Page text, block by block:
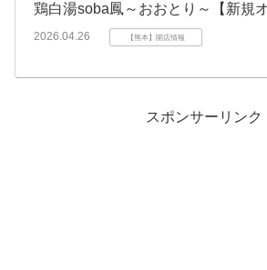
鶏白湯soba鳳～おおとり～【新規
2026.04.26 【熊本】開店情報
スポンサーリンク